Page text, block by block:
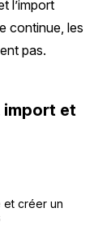
l’import
continue, les
pas.
import et
et créer un